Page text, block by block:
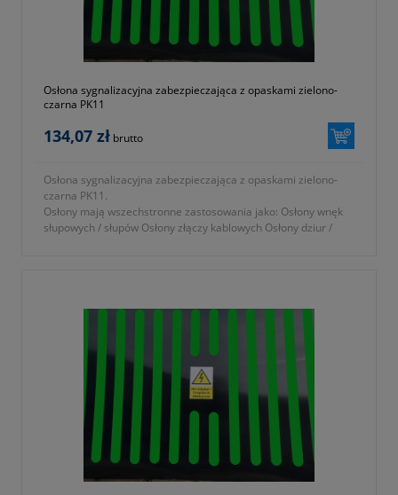
Osłona sygnalizacyjna zabezpieczająca z opaskami zielono-
czarna PK11
134,07 zł brutto
Osłona sygnalizacyjna zabezpieczająca z opaskami zielono-
czarna PK11.
Osłony mają wszechstronne zastosowania jako: Osłony wnęk
słupowych / słupów Osłony złączy kablowych Osłony dziur /